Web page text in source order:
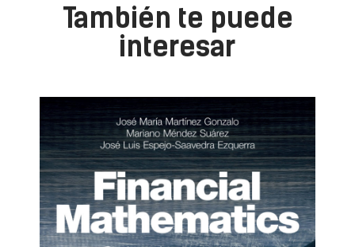
También te puede
interesar